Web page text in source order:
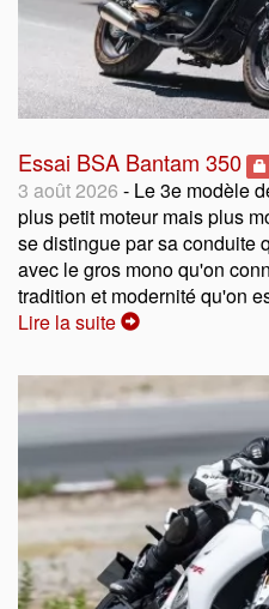
Essai BSA Bantam 350
3 août 2026 - Le 3e modèle
plus petit moteur mais plus
se distingue par sa conduite
avec le gros mono qu'on
tradition et modernité qu'on
Lire la suite